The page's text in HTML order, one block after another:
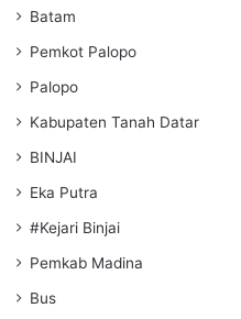
Batam
Pemkot Palopo
Palopo
Kabupaten Tanah Datar
BINJAI
Eka Putra
#Kejari Binjai
Pemkab Madina
Bus